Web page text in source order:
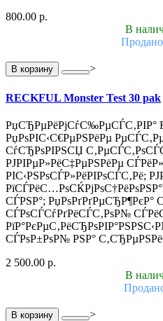
800.00 р.
В
В корзину >
RECKFUL Monster Test 30 pak
РџСЂРµРёРјСѓС‰РµСЃС‚РІР°
РџРѕРІС‹С€РµРЅРёРµ
СѓСЂРѕРІРЅСЏ
РЈРІРµР»РёС‡РµРЅРёРµ
РІС‹РЅРѕСЃР»РёРІРѕСЃС‚Рё;
СЃРЅР°; РџРѕРґРґРµСЂР¶РєР°
СЃРѕСЃСѓРґРёСЃС‚РѕР№
СЃРѕР±РѕР№ РЅР°
2 500.00 р.
В
В корзину >